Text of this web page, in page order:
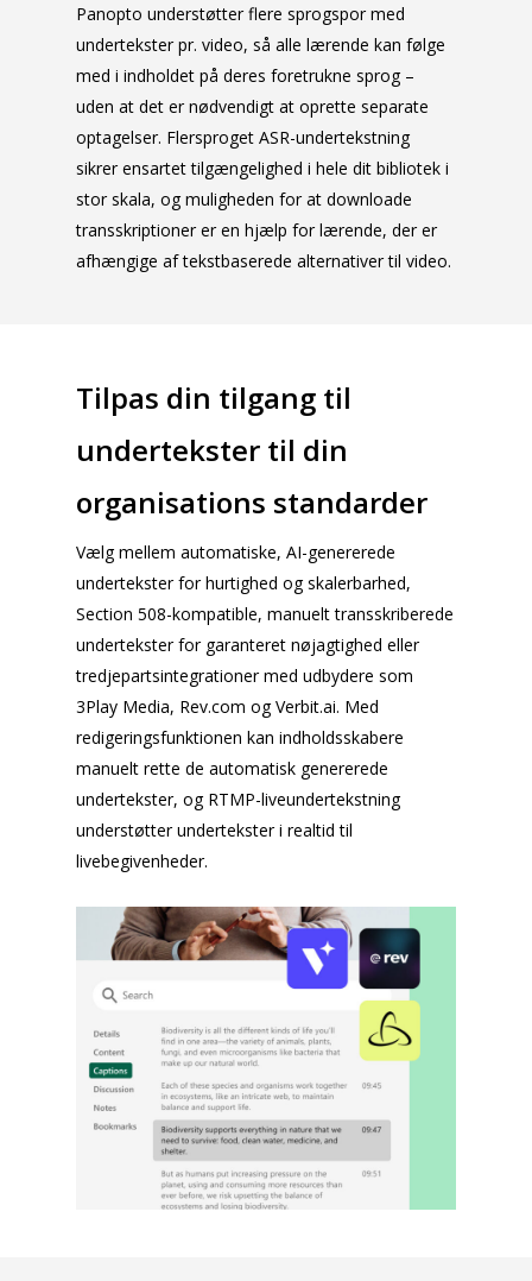
Panopto understøtter flere sprogspor med
undertekster pr. video, så alle lærende kan følge
med i indholdet på deres foretrukne sprog –
uden at det er nødvendigt at oprette separate
optagelser. Flersproget ASR-undertekstning
sikrer ensartet tilgængelighed i hele dit bibliotek i
stor skala, og muligheden for at downloade
transskriptioner er en hjælp for lærende, der er
afhængige af tekstbaserede alternativer til video.
Tilpas din tilgang til
undertekster til din
organisations standarder
Vælg mellem automatiske, AI-genererede
undertekster for hurtighed og skalerbarhed,
Section 508-kompatible, manuelt transskriberede
undertekster for garanteret nøjagtighed eller
tredjepartsintegrationer med udbydere som
3Play Media, Rev.com og Verbit.ai. Med
redigeringsfunktionen kan indholdsskabere
manuelt rette de automatisk genererede
undertekster, og RTMP-liveundertekstning
understøtter undertekster i realtid til
livebegivenheder.